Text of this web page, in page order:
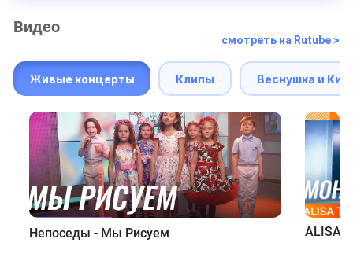
Видео
смотреть на Rutube >
Живые концерты Клипы Веснушка и
Непоседы - Мы Рисуем
ALISA